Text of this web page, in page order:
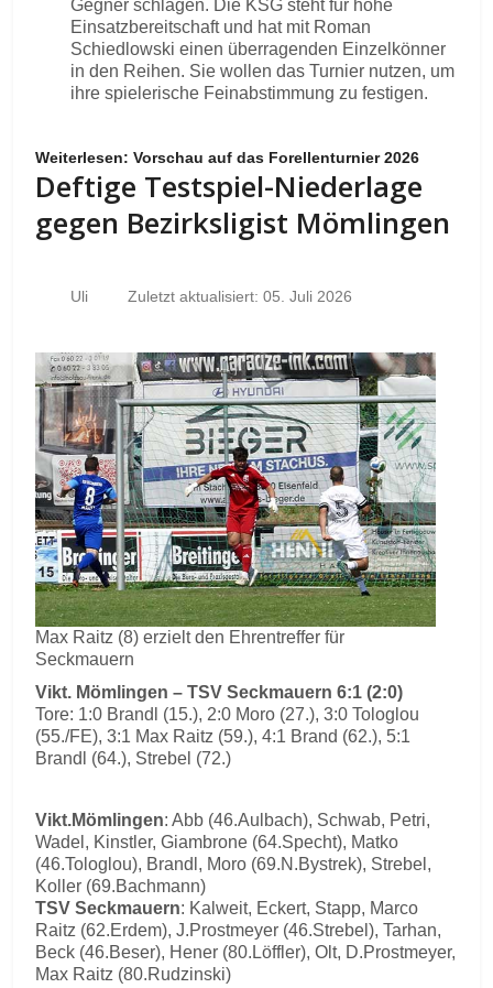
Gegner schlagen. Die KSG steht für hohe
Einsatzbereitschaft und hat mit Roman
Schiedlowski einen überragenden Einzelkönner
in den Reihen. Sie wollen das Turnier nutzen, um
ihre spielerische Feinabstimmung zu festigen.
Weiterlesen: Vorschau auf das Forellenturnier 2026
Deftige Testspiel-Niederlage
gegen Bezirksligist Mömlingen
Uli Zuletzt aktualisiert: 05. Juli 2026
Max Raitz (8) erzielt den Ehrentreffer für
Seckmauern
Vikt. Mömlingen – TSV Seckmauern 6:1 (2:0)
Tore: 1:0 Brandl (15.), 2:0 Moro (27.), 3:0 Tologlou
(55./FE), 3:1 Max Raitz (59.), 4:1 Brand (62.), 5:1
Brandl (64.), Strebel (72.)
Vikt.Mömlingen: Abb (46.Aulbach), Schwab, Petri,
Wadel, Kinstler, Giambrone (64.Specht), Matko
(46.Tologlou), Brandl, Moro (69.N.Bystrek), Strebel,
Koller (69.Bachmann)
TSV Seckmauern: Kalweit, Eckert, Stapp, Marco
Raitz (62.Erdem), J.Prostmeyer (46.Strebel), Tarhan,
Beck (46.Beser), Hener (80.Löffler), Olt, D.Prostmeyer,
Max Raitz (80.Rudzinski)